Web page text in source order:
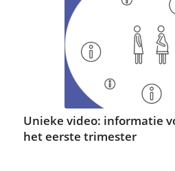
Unieke video: informatie
het eerste trimester